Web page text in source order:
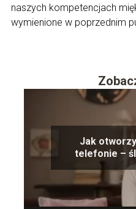
naszych kompetencjach
wymienione w poprzednim
Jak
telefonie –